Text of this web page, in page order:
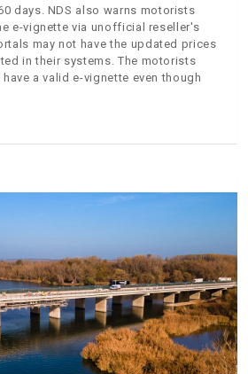
days. NDS also warns motorists
e-vignette via unofficial reseller's
may not have the updated prices
in their systems. The motorists
a valid e-vignette even though